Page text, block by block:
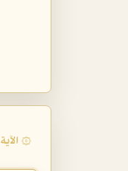
۞ الآية